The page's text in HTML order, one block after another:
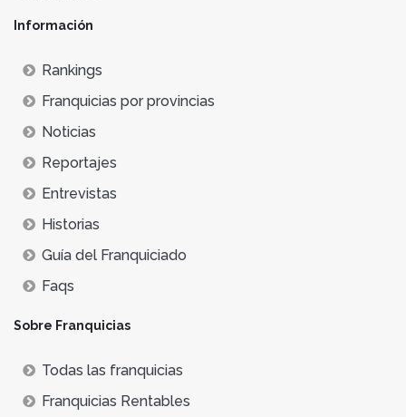
Información
Rankings
Franquicias por provincias
Noticias
Reportajes
Entrevistas
Historias
Guía del Franquiciado
Faqs
Sobre Franquicias
Todas las franquicias
Franquicias Rentables